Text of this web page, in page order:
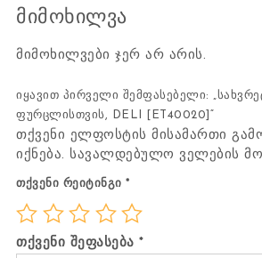
მიმოხილვა
მიმოხილვები ჯერ არ არის.
იყავით პირველი შემფასებელი:
ფურცლისთვის, DELI [ET40020]“
თქვენი ელფოსტის მისამართი
იქნება. სავალდებულო ველების
თქვენი რეიტინგი*
თქვენი შეფასება*